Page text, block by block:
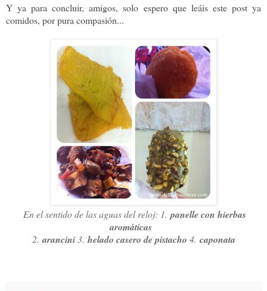
Y ya para concluir, amigos, solo espero que leáis este post ya
comidos, por pura compasión...
En el sentido de las aguas del reloj: 1. panelle con hierbas
aromáticas
2.arancini3. helado casero de pistacho 4. caponata